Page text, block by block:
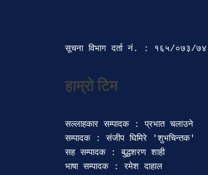
सूचना विभाग दर्ता‍ नं. : १६५/०७३/७४
हाम्रो टिम
सल्लाहकार सम्पादक : प्रभात चलाउने
सम्पादक : संजीप घिमिरे 'शुभचिन्तक'
सह सम्पादक : बुद्धशरण शाही
भाषा सम्पादक : रमेश दाहाल